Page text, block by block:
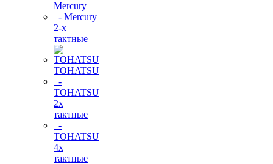
Mercury
- Mercury
2-х
тактные
TOHATSU
-
TOHATSU
2х
тактные
-
TOHATSU
4х
тактные